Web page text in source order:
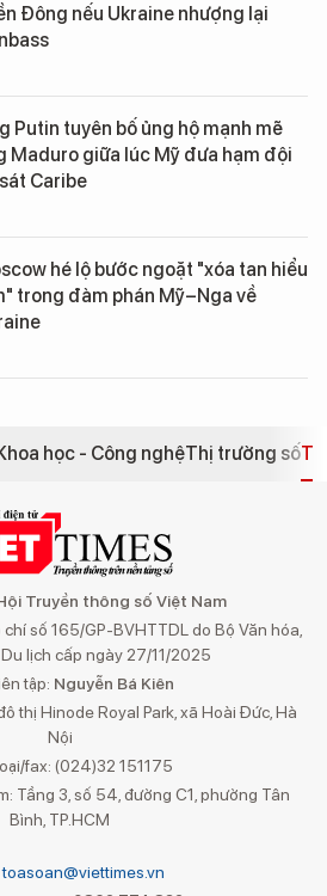
Đông nếu Ukraine nhượng lại
Putin tuyên bố ủng hộ mạnh mẽ
Maduro giữa lúc Mỹ đưa hạm đội
Caribe
hé lộ bước ngoặt "xóa tan hiểu
trong đàm phán Mỹ–Nga về
học - Công nghệThị trường số
Truyền thông số Việt Nam
số 165/GP-BVHTTDL do Bộ Văn hóa,
lịch cấp ngày 27/11/2025
tập: Nguyễn Bá Kiên
thị Hinode Royal Park, xã Hoài Đức, Hà
Nội
fax: (024)32 151175
Tầng 3, số 54, đường C1, phường Tân
Bình, TP.HCM
toasoan@viettimes.vn